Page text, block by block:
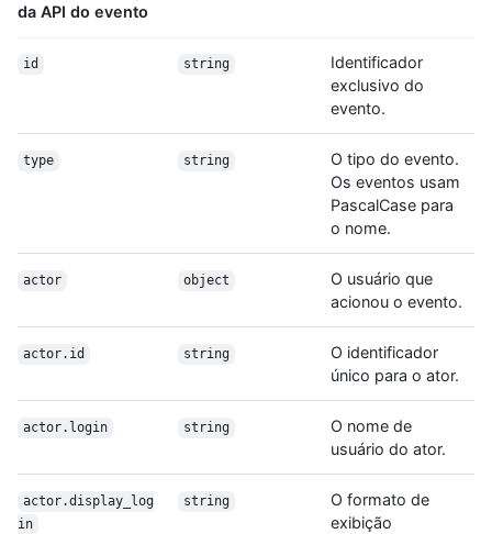
da API do evento
id string
Identificador
exclusivo do
evento.
type string
O tipo do evento.
Os eventos usam
PascalCase para
o nome.
actor object
O usuário que
acionou o evento.
actor.id string
O identificador
único para o ator.
actor.login string
O nome de
usuário do ator.
actor.display_log
in
string
O formato de
exibição